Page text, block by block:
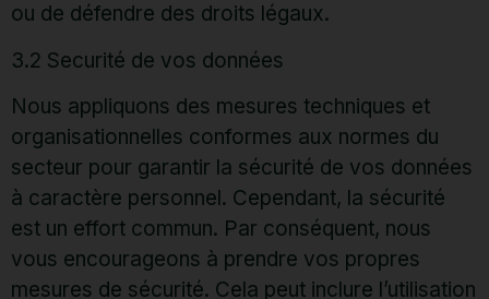
ou de défendre des droits légaux.
3.2 Securité de vos données
Nous appliquons des mesures techniques et
organisationnelles conformes aux normes du
secteur pour garantir la sécurité de vos données
à caractère personnel. Cependant, la sécurité
est un effort commun. Par conséquent, nous
vous encourageons à prendre vos propres
mesures de sécurité. Cela peut inclure l’utilisation